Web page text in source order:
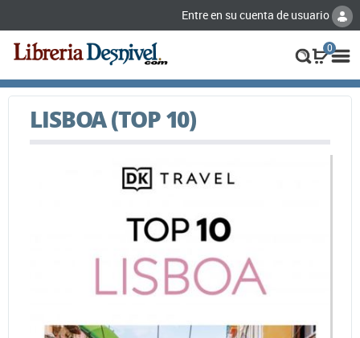
Entre en su cuenta de usuario
0
LISBOA (TOP 10)